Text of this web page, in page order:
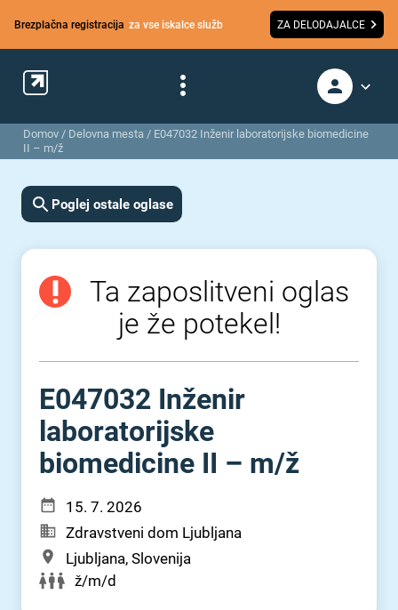
Brezplačna registracija za vse iskalce služb ZA DELODAJALCE
Domov / Delovna mesta / E047032 Inženir laboratorijske biomedicine
II – m/ž
Poglej ostale oglase
Ta zaposlitveni oglas
je že potekel!
E047032 Inženir
laboratorijske
biomedicine II – m⁠/⁠ž
15. 7. 2026
Zdravstveni dom Ljubljana
Ljubljana, Slovenija
ž/m/d